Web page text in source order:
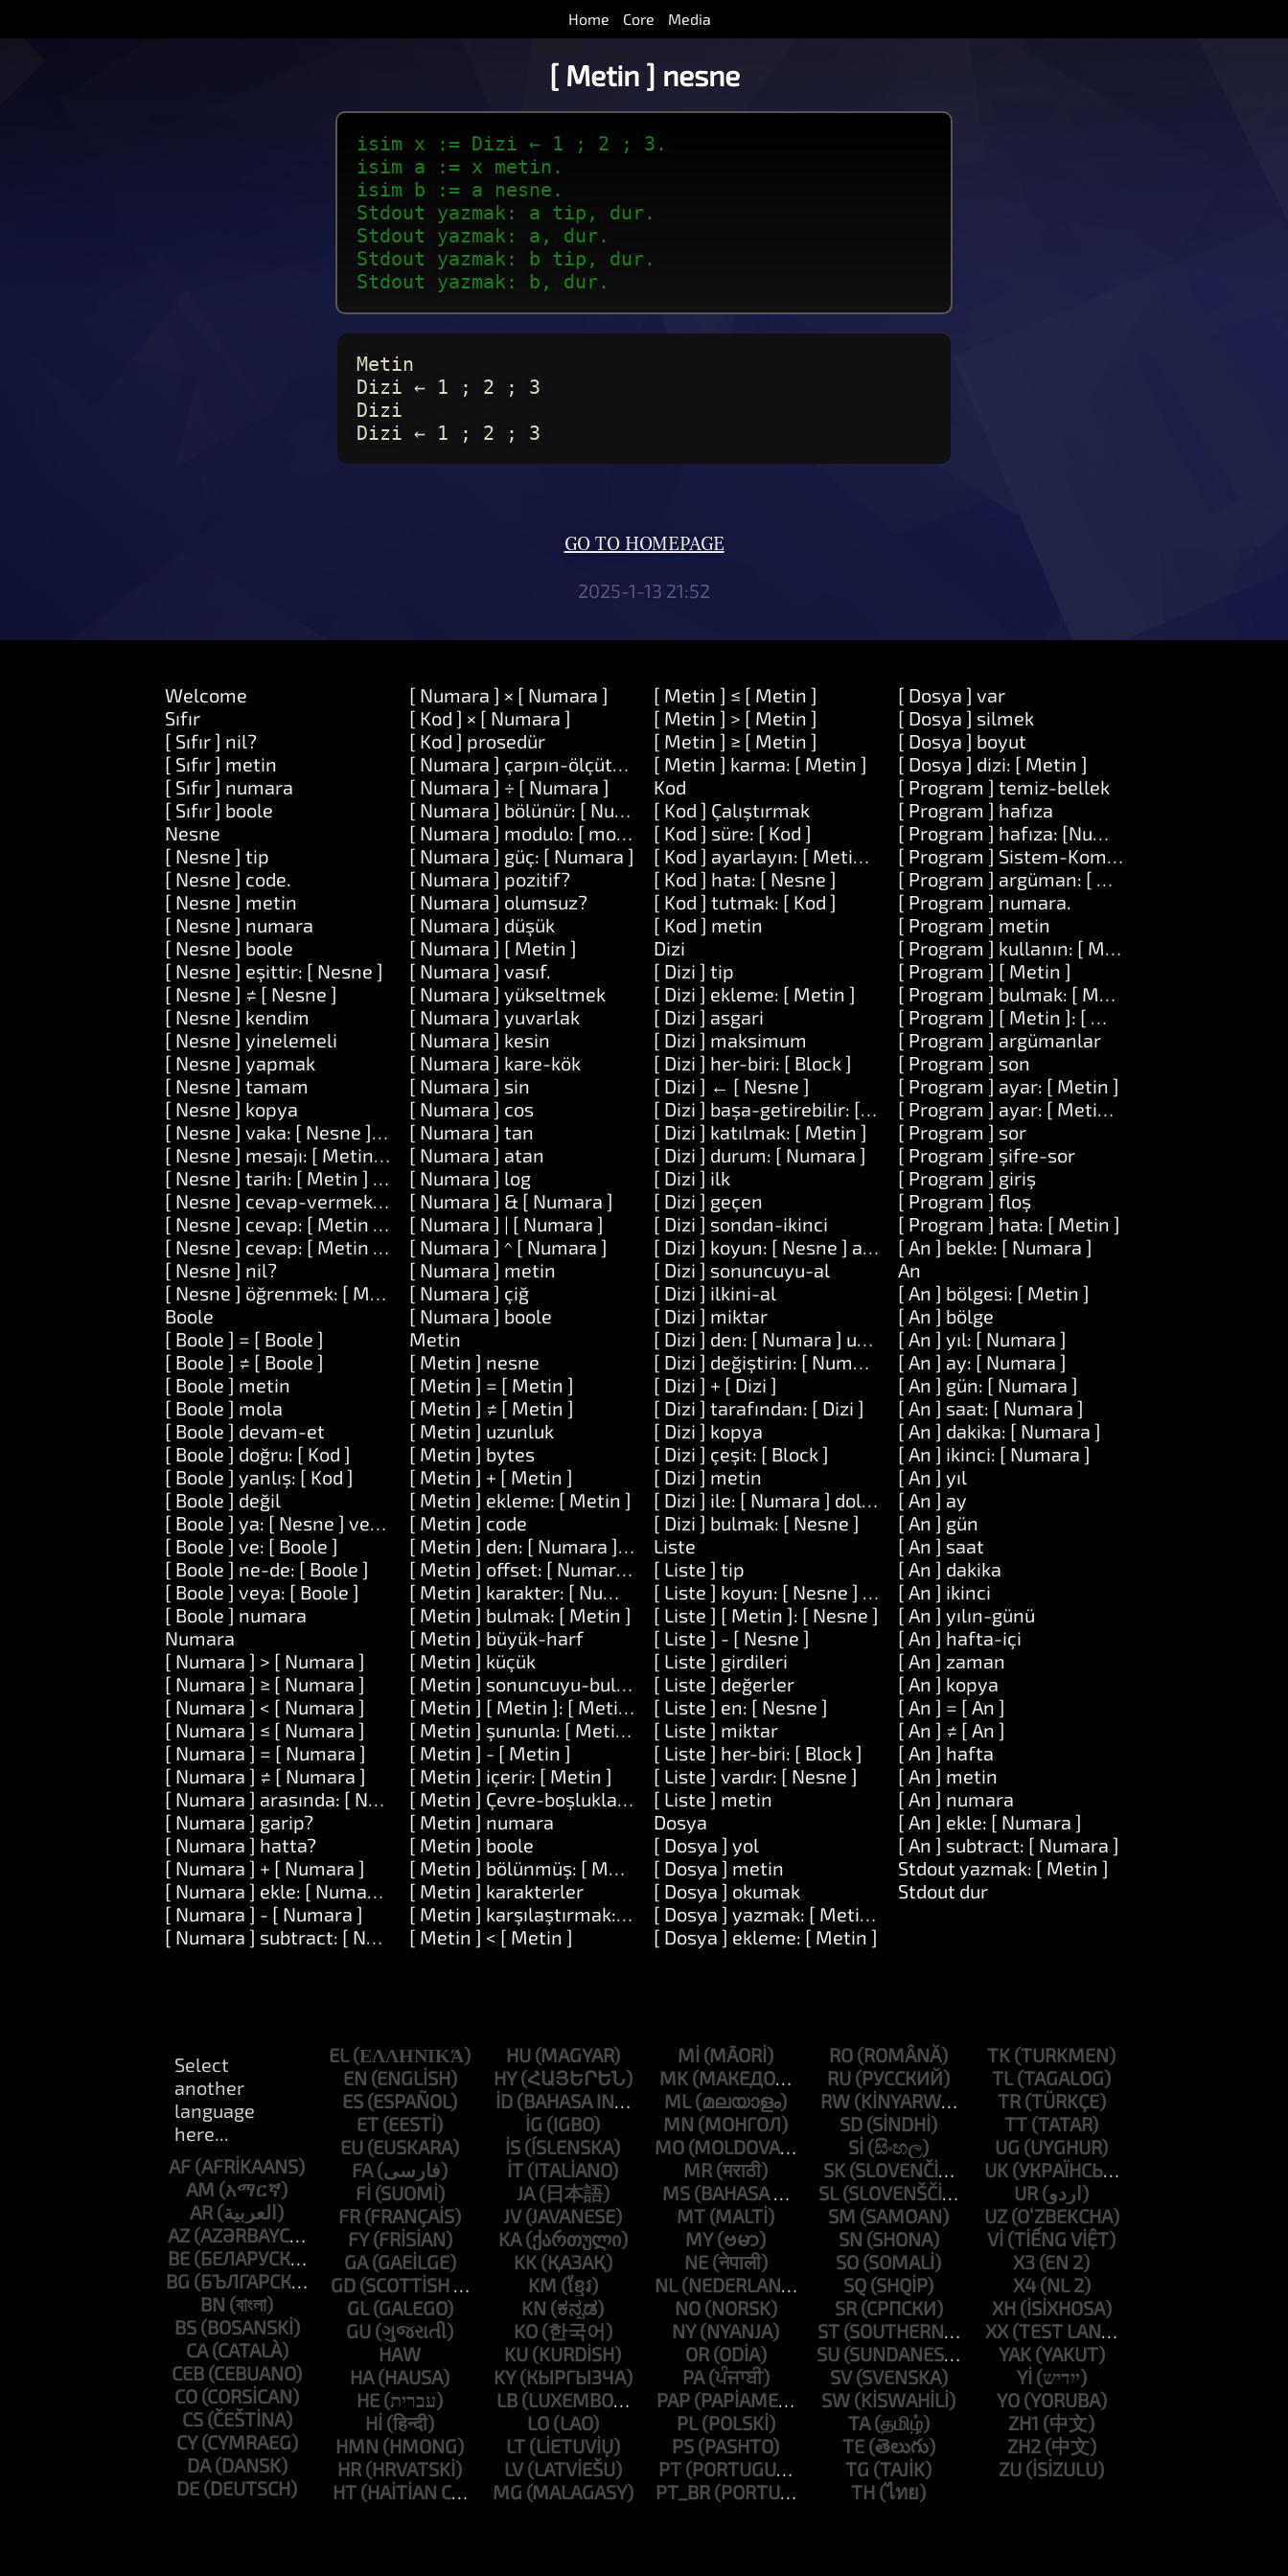
Home Core Media
[ Metin ] nesne
isim x := Dizi ← 1 ; 2 ; 3.
isim a := x metin.
isim b := a nesne.
Stdout yazmak: a tip, dur.
Stdout yazmak: a, dur.
Stdout yazmak: b tip, dur.
Stdout yazmak: b, dur.
Metin
Dizi ← 1 ; 2 ; 3
Dizi
Dizi ← 1 ; 2 ; 3
GO TO HOMEPAGE
2025-1-13 21:52
Welcome
Sıfır
[ Sıfır ] nil?
[ Sıfır ] metin
[ Sıfır ] numara
[ Sıfır ] boole
Nesne
[ Nesne ] tip
[ Nesne ] code.
[ Nesne ] metin
[ Nesne ] numara
[ Nesne ] boole
[ Nesne ] eşittir: [ Nesne ]
[ Nesne ] ≠ [ Nesne ]
[ Nesne ] kendim
[ Nesne ] yinelemeli
[ Nesne ] yapmak
[ Nesne ] tamam
[ Nesne ] kopya
[ Nesne ] vaka: [ Nesne ] do: [ Kod ]
[ Nesne ] mesajı: [ Metin ] argümanlar: [ Dizi ]
[ Nesne ] tarih: [ Metin ] do: [ Kod ]
[ Nesne ] cevap-vermek: [ Metin ]
[ Nesne ] cevap: [ Metin ] ve: [ Metin ]
[ Nesne ] cevap: [ Metin ] ve: [ Metin ] ve: [ Metin ]
[ Nesne ] nil?
[ Nesne ] öğrenmek: [ Metin ] araçlar: [ Metin ]
Boole
[ Boole ] = [ Boole ]
[ Boole ] ≠ [ Boole ]
[ Boole ] metin
[ Boole ] mola
[ Boole ] devam-et
[ Boole ] doğru: [ Kod ]
[ Boole ] yanlış: [ Kod ]
[ Boole ] değil
[ Boole ] ya: [ Nesne ] veya: [ Nesne ]
[ Boole ] ve: [ Boole ]
[ Boole ] ne-de: [ Boole ]
[ Boole ] veya: [ Boole ]
[ Boole ] numara
Numara
[ Numara ] > [ Numara ]
[ Numara ] ≥ [ Numara ]
[ Numara ] < [ Numara ]
[ Numara ] ≤ [ Numara ]
[ Numara ] = [ Numara ]
[ Numara ] ≠ [ Numara ]
[ Numara ] arasında: [ Numara ] ve: [ Numara ]
[ Numara ] garip?
[ Numara ] hatta?
[ Numara ] + [ Numara ]
[ Numara ] ekle: [ Numara ]
[ Numara ] - [ Numara ]
[ Numara ] subtract: [ Numara ]
[ Numara ] × [ Numara ]
[ Kod ] × [ Numara ]
[ Kod ] prosedür
[ Numara ] çarpın-ölçütü: [ Numara ]
[ Numara ] ÷ [ Numara ]
[ Numara ] bölünür: [ Numara ]
[ Numara ] modulo: [ modulo ]
[ Numara ] güç: [ Numara ]
[ Numara ] pozitif?
[ Numara ] olumsuz?
[ Numara ] düşük
[ Numara ] [ Metin ]
[ Numara ] vasıf.
[ Numara ] yükseltmek
[ Numara ] yuvarlak
[ Numara ] kesin
[ Numara ] kare-kök
[ Numara ] sin
[ Numara ] cos
[ Numara ] tan
[ Numara ] atan
[ Numara ] log
[ Numara ] & [ Numara ]
[ Numara ] | [ Numara ]
[ Numara ] ^ [ Numara ]
[ Numara ] metin
[ Numara ] çiğ
[ Numara ] boole
Metin
[ Metin ] nesne
[ Metin ] = [ Metin ]
[ Metin ] ≠ [ Metin ]
[ Metin ] uzunluk
[ Metin ] bytes
[ Metin ] + [ Metin ]
[ Metin ] ekleme: [ Metin ]
[ Metin ] code
[ Metin ] den: [ Numara ] uzunluk: [ Numara ]
[ Metin ] offset: [ Numara ]
[ Metin ] karakter: [ Numara ]
[ Metin ] bulmak: [ Metin ]
[ Metin ] büyük-harf
[ Metin ] küçük
[ Metin ] sonuncuyu-bul: [ Metin ]
[ Metin ] [ Metin ]: [ Metin ]
[ Metin ] şununla: [ Metin ] değiştir: [ Metin ]
[ Metin ] - [ Metin ]
[ Metin ] içerir: [ Metin ]
[ Metin ] Çevre-boşlukları-kaldırın
[ Metin ] numara
[ Metin ] boole
[ Metin ] bölünmüş: [ Metin ]
[ Metin ] karakterler
[ Metin ] karşılaştırmak: [ Metin ]
[ Metin ] < [ Metin ]
[ Metin ] ≤ [ Metin ]
[ Metin ] > [ Metin ]
[ Metin ] ≥ [ Metin ]
[ Metin ] karma: [ Metin ]
Kod
[ Kod ] Çalıştırmak
[ Kod ] süre: [ Kod ]
[ Kod ] ayarlayın: [ Metin ] değeri: [ Nesne ]
[ Kod ] hata: [ Nesne ]
[ Kod ] tutmak: [ Kod ]
[ Kod ] metin
Dizi
[ Dizi ] tip
[ Dizi ] ekleme: [ Metin ]
[ Dizi ] asgari
[ Dizi ] maksimum
[ Dizi ] her-biri: [ Block ]
[ Dizi ] ← [ Nesne ]
[ Dizi ] başa-getirebilir: [ Metin ]
[ Dizi ] katılmak: [ Metin ]
[ Dizi ] durum: [ Numara ]
[ Dizi ] ilk
[ Dizi ] geçen
[ Dizi ] sondan-ikinci
[ Dizi ] koyun: [ Nesne ] at: [ Numara ]
[ Dizi ] sonuncuyu-al
[ Dizi ] ilkini-al
[ Dizi ] miktar
[ Dizi ] den: [ Numara ] uzunluk: [ Numara ]
[ Dizi ] değiştirin: [ Numara ] uzunluk: [ Numara ] ile: [ Dizi ]
[ Dizi ] + [ Dizi ]
[ Dizi ] tarafından: [ Dizi ]
[ Dizi ] kopya
[ Dizi ] çeşit: [ Block ]
[ Dizi ] metin
[ Dizi ] ile: [ Numara ] doldurun: [ Nesne ]
[ Dizi ] bulmak: [ Nesne ]
Liste
[ Liste ] tip
[ Liste ] koyun: [ Nesne ] at: [ Nesne ]
[ Liste ] [ Metin ]: [ Nesne ]
[ Liste ] - [ Nesne ]
[ Liste ] girdileri
[ Liste ] değerler
[ Liste ] en: [ Nesne ]
[ Liste ] miktar
[ Liste ] her-biri: [ Block ]
[ Liste ] vardır: [ Nesne ]
[ Liste ] metin
Dosya
[ Dosya ] yol
[ Dosya ] metin
[ Dosya ] okumak
[ Dosya ] yazmak: [ Metin ]
[ Dosya ] ekleme: [ Metin ]
[ Dosya ] var
[ Dosya ] silmek
[ Dosya ] boyut
[ Dosya ] dizi: [ Metin ]
[ Program ] temiz-bellek
[ Program ] hafıza
[ Program ] hafıza: [Number]
[ Program ] Sistem-Komutu: [ Metin ]
[ Program ] argüman: [ Numara ]
[ Program ] numara.
[ Program ] metin
[ Program ] kullanın: [ Metin ]
[ Program ] [ Metin ]
[ Program ] bulmak: [ Metin ]
[ Program ] [ Metin ]: [ Metin ]
[ Program ] argümanlar
[ Program ] son
[ Program ] ayar: [ Metin ]
[ Program ] ayar: [ Metin ] değeri: [ Metin ]
[ Program ] sor
[ Program ] şifre-sor
[ Program ] giriş
[ Program ] floş
[ Program ] hata: [ Metin ]
[ An ] bekle: [ Numara ]
An
[ An ] bölgesi: [ Metin ]
[ An ] bölge
[ An ] yıl: [ Numara ]
[ An ] ay: [ Numara ]
[ An ] gün: [ Numara ]
[ An ] saat: [ Numara ]
[ An ] dakika: [ Numara ]
[ An ] ikinci: [ Numara ]
[ An ] yıl
[ An ] ay
[ An ] gün
[ An ] saat
[ An ] dakika
[ An ] ikinci
[ An ] yılın-günü
[ An ] hafta-içi
[ An ] zaman
[ An ] kopya
[ An ] = [ An ]
[ An ] ≠ [ An ]
[ An ] hafta
[ An ] metin
[ An ] numara
[ An ] ekle: [ Numara ]
[ An ] subtract: [ Numara ]
Stdout yazmak: [ Metin ]
Stdout dur
AF
AM
AR
AZ
BE
BG
BN
BS
CA
CEB
CO
CS
CY
DA
DE
EL
EN
ES
ET
EU
FA
FI
FR
FY
GA
GD
GL
GU
HAW
HA
HE
HI
HMN
HR
HT
HU
HY
ID
IG
IS
IT
JA
JV
KA
KK
KM
KN
KO
KU
KY
LB
LO
LT
LV
MG
MI
MK
ML
MN
MO
MR
MS
MT
MY
NE
NL
NO
NY
OR
PA
PAP
PL
PS
PT
PT_BR
RO
RU
RW
SD
SI
SK
SL
SM
SN
SO
SQ
SR
ST
SU
SV
SW
TA
TE
TG
TH
TK
TL
TR
TT
UG
UK
UR
UZ
VI
X3
X4
XH
XX
YAK
YI
YO
ZH1
ZH2
ZU